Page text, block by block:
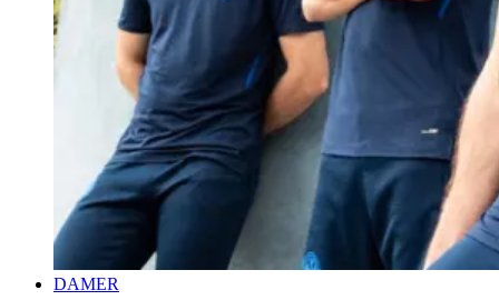
DAMER